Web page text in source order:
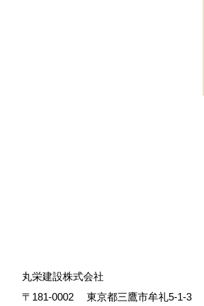
丸栄建設株式会社
〒181-0002
東京都三鷹市牟礼5-1-3